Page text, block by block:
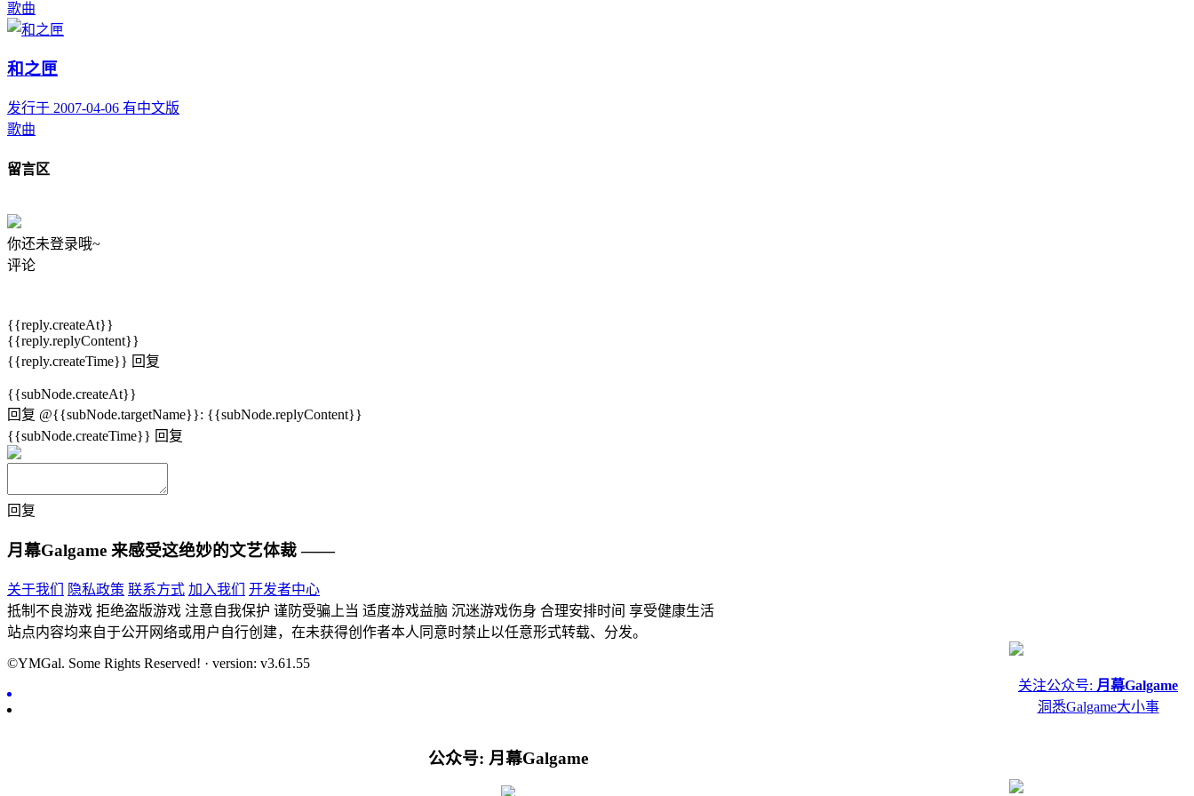
歌曲
和之匣
发行于 2007-04-06 有中文版
歌曲
留言区
你还未登录哦~
评论
{{reply.createAt}}
{{reply.replyContent}}
{{reply.createTime}} 回复
{{subNode.createAt}}
回复 @{{subNode.targetName}}: {{subNode.replyContent}}
{{subNode.createTime}} 回复
回复
月幕Galgame 来感受这绝妙的文艺体裁 ——
关于我们 隐私政策 联系方式 加入我们
开发者中心
抵制不良游戏 拒绝盗版游戏 注意自我保护 谨防受骗上当 适度游戏益脑 沉迷游戏伤身 合理安排时间 享受健康生活
站点内容均来自于公开网络或用户自行创建，在未获得创作者本人同意时禁止以任意形式转载、分发。
关注公众号: 月幕Galgame
洞悉Galgame大小事
©YMGal. Some Rights Reserved! · version: v3.61.55
公众号: 月幕Galgame